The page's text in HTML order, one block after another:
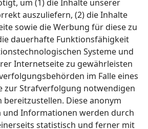
um (1) die Inhalte unserer
auszuliefern, (2) die Inhalte
sowie die Werbung für diese zu
dauerhafte Funktionsfähigkeit
Systeme und
Internetseite zu gewährleisten
im Falle eines
zur Strafverfolgung notwendigen
Diese anonym
und Informationen werden durch
statistisch und ferner mit